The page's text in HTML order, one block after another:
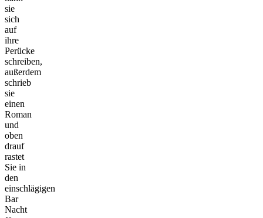
sie
sich
auf
ihre
Perücke
schreiben,
außerdem
schrieb
sie
einen
Roman
und
oben
drauf
rastet
Sie in
den
einschlägigen
Bar
Nacht